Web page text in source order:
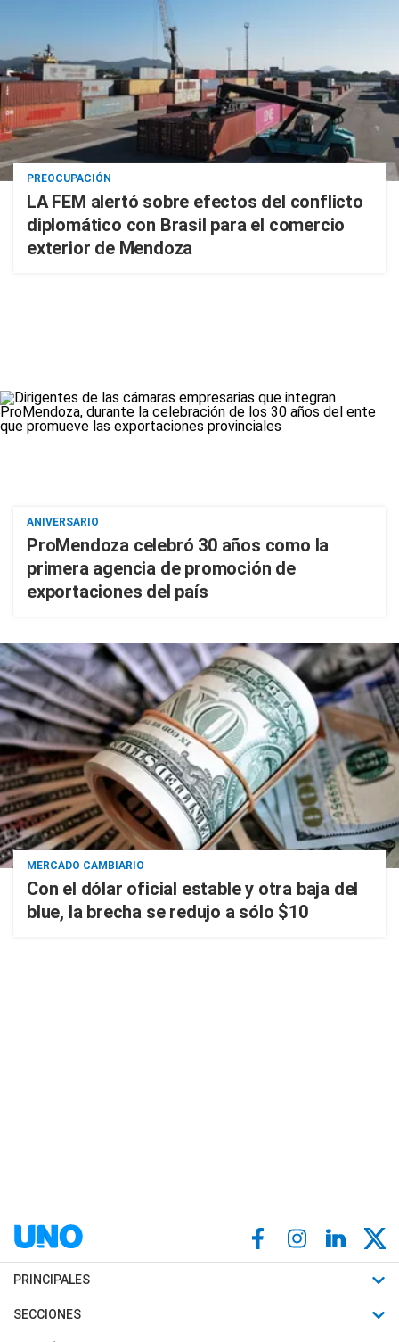
PREOCUPACIÓN
LA FEM alertó sobre efectos del conflicto
diplomático con Brasil para el comercio
exterior de Mendoza
ANIVERSARIO
ProMendoza celebró 30 años como la
primera agencia de promoción de
exportaciones del país
MERCADO CAMBIARIO
Con el dólar oficial estable y otra baja del
blue, la brecha se redujo a sólo $10
PRINCIPALES
Últimas Noticias
SECCIONES